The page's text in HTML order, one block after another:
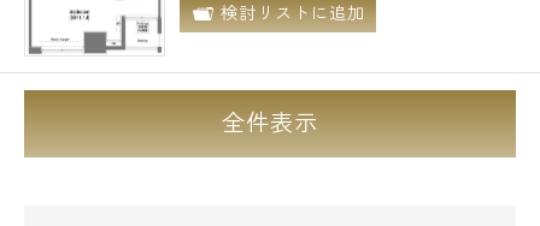
検討リストに追加
全件表示